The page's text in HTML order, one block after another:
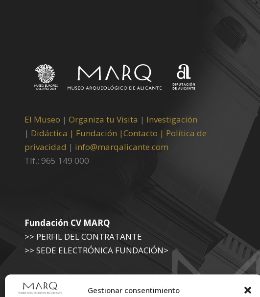
Gestionar consentimiento
El Museo | Organiza tu Visita | Investigación
| Didáctica | Fundación |Contacto | Política de
privacidad | info@marqalicante.com
Tlf.: 965 149 000
Fundación CV MARQ
>> PERFIL DEL CONTRATANTE
>> SEDE ELECTRÓNICA FUNDACIÓN>
>> SEDE ELECTRÓNICA DIPUTACIÓN